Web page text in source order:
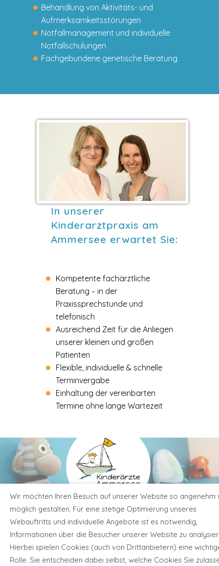
Behandlung von Aktivitäts- und
Aufmerksamkeitsstörungen
Notfallmanagement und individuelle
Notfallschulungen
Fachgebundene genetische Beratung
In unserer
Kinderarztpraxis am
Ammersee erwartet Sie:
Kompetente fachärztliche
Beratung – in der
Praxissprechstunde und
telefonisch
Ausreichend Zeit für die Anliegen
unserer kleinen und großen
Patienten
Flexible, individuelle & schnelle
Terminvergabe
Einhaltung der vereinbarten
Termine ohne lange Wartezeit
Neubruch 1 • 82266 Inning am Ammersee •
(Gewerbepark Inning-Wörthsee)
08143 / 997 97 73 •
Wir möchten Ihren Besuch auf unserer Website so angenehm
möglich gestalten. Für eine stetige Optimierung unseres
Webauftritts und individuelle Angebote ist es notwendig,
Informationen über die Besucher unserer Website zu
Hierbei spielen Cookies (auch von Drittanbietern) eine
Rolle. Sie entscheiden dabei selbst, welche Cookies Sie